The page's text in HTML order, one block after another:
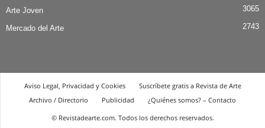
Arte Joven 3065
Mercado del Arte 2743
Aviso Legal, Privacidad y Cookies
Suscríbete gratis a Revista de Arte
Archivo / Directorio
Publicidad
¿Quiénes somos? – Contacto
© Revistadearte.com. Todos los derechos reservados.